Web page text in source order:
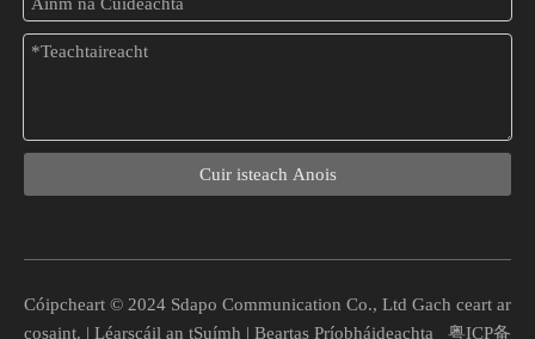
Cuir isteach Anois
Cóipcheart © 2024 Sdapo Communication Co., Ltd Gach ceart ar
cosaint. | Léarscáil an tSuímh | Beartas Príobháideachta 粤ICP备